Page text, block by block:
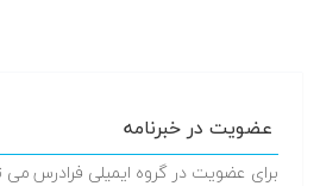
عضویت در خبرنامه
برای عضویت در گروه ایمیلی فرادرس می